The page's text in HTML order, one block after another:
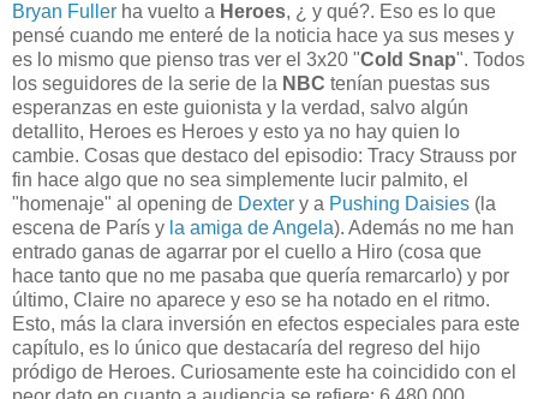
Bryan Fuller ha vuelto a Heroes, ¿ y qué?. Eso es lo que
pensé cuando me enteré de la noticia hace ya sus meses y
es lo mismo que pienso tras ver el 3x20 "Cold Snap". Todos
los seguidores de la serie de la NBC tenían puestas sus
esperanzas en este guionista y la verdad, salvo algún
detallito, Heroes es Heroes y esto ya no hay quien lo
cambie. Cosas que destaco del episodio: Tracy Strauss por
fin hace algo que no sea simplemente lucir palmito, el
"homenaje" al opening de Dexter y a Pushing Daisies (la
escena de París y la amiga de Angela). Además no me han
entrado ganas de agarrar por el cuello a Hiro (cosa que
hace tanto que no me pasaba que quería remarcarlo) y por
último, Claire no aparece y eso se ha notado en el ritmo.
Esto, más la clara inversión en efectos especiales para este
capítulo, es lo único que destacaría del regreso del hijo
pródigo de Heroes. Curiosamente este ha coincidido con el